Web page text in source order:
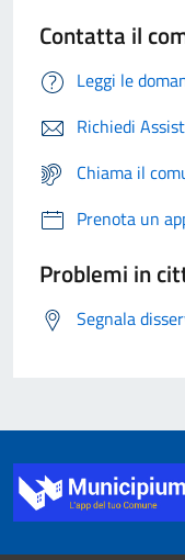
Contatta il
Leggi le
Richiedi
Chiama il
Prenota un
Problemi in
Segnala